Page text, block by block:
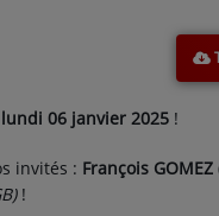
lundi 06 janvier 2025 !
invités : François GOMEZ
!